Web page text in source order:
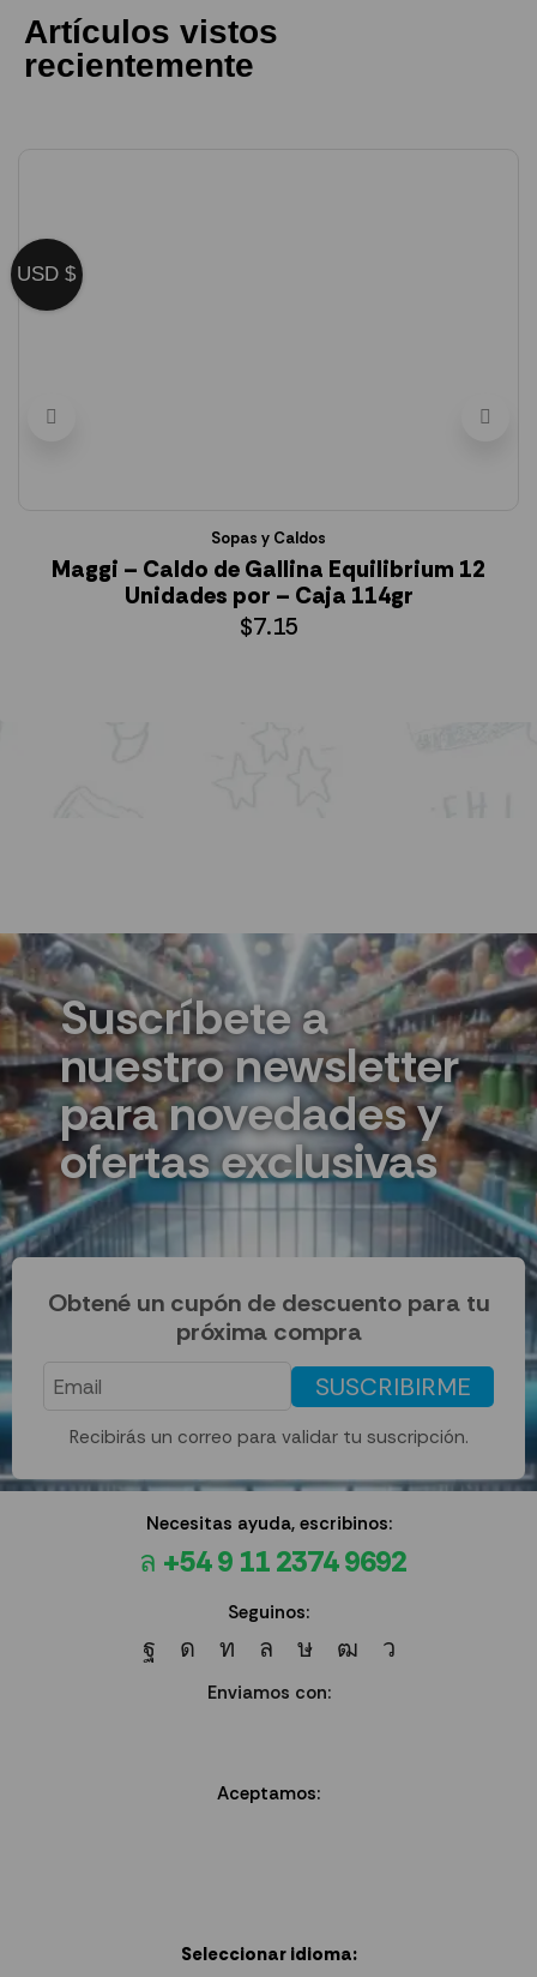
Artículos vistos
recientemente
Sopas y Caldos
Maggi – Caldo de Gallina Equilibrium 12
Unidades por – Caja 114gr
$7.15
Suscríbete a
nuestro newsletter
para novedades y
ofertas exclusivas
Obtené un cupón de descuento para tu
próxima compra
SUSCRIBIRME
Recibirás un correo para validar tu suscripción.
Necesitas ayuda, escribinos:
+54 9 11 2374 9692
Seguinos:
Enviamos con:
Aceptamos:
Seleccionar idioma:
USD $